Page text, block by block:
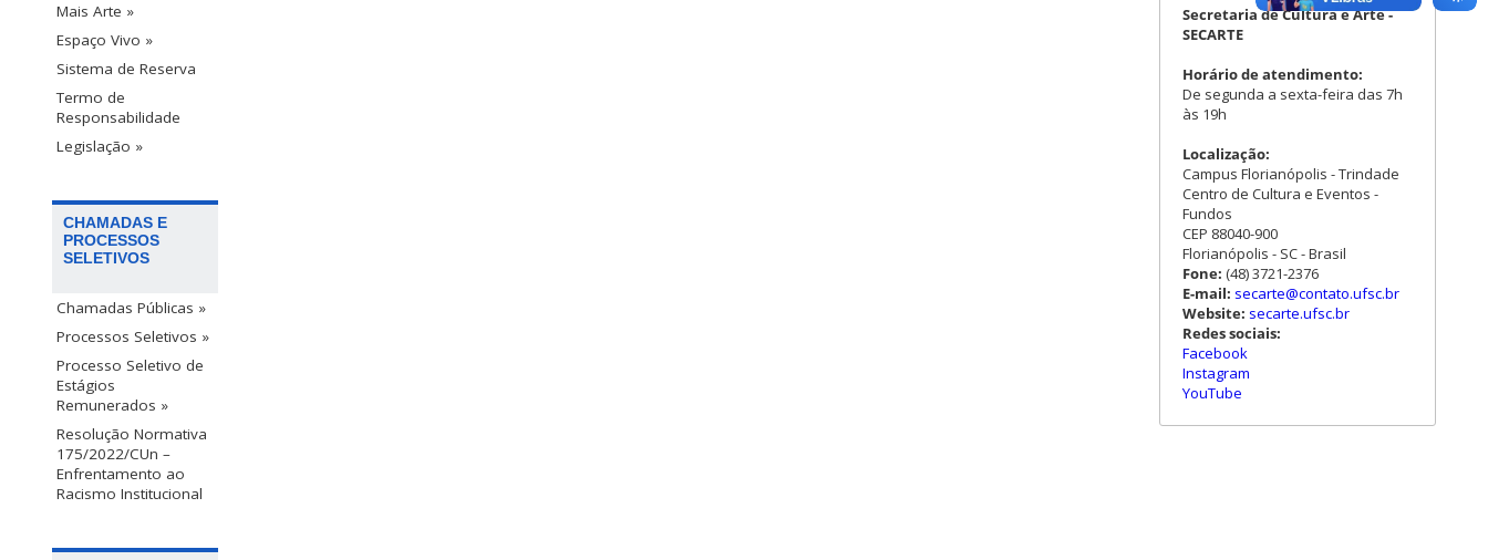
Mais Arte »
Espaço Vivo »
Sistema de Reserva
Termo de
Responsabilidade
Legislação »
CHAMADAS E
PROCESSOS
SELETIVOS
Chamadas Públicas »
Processos Seletivos »
Processo Seletivo de
Estágios
Remunerados »
Resolução Normativa
175/2022/CUn –
Enfrentamento ao
Racismo Institucional
Secretaria de Cultura e Arte -
SECARTE
Horário de atendimento:
De segunda a sexta-feira das 7h
às 19h
Localização:
Campus Florianópolis - Trindade
Centro de Cultura e Eventos -
Fundos
CEP 88040-900
Florianópolis - SC - Brasil
Fone: (48) 3721-2376
E-mail: secarte@contato.ufsc.br
Website: secarte.ufsc.br
Redes sociais:
Facebook
Instagram
YouTube